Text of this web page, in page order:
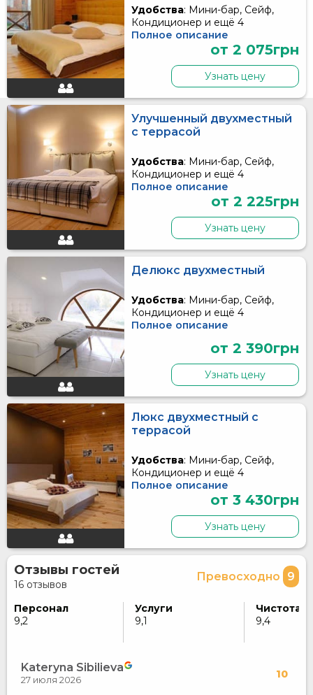
Удобства: Мини-бар, Сейф,
Кондиционер и ещё 4
Полное описание
от 2 075грн
Узнать цену
Улучшенный двухместный
с террасой
Удобства: Мини-бар, Сейф,
Кондиционер и ещё 4
Полное описание
от 2 225грн
Узнать цену
Делюкс двухместный
Удобства: Мини-бар, Сейф,
Кондиционер и ещё 4
Полное описание
от 2 390грн
Узнать цену
Люкс двухместный с
террасой
Удобства: Мини-бар, Сейф,
Кондиционер и ещё 4
Полное описание
от 3 430грн
Узнать цену
Отзывы гостей
16 отзывов
Превосходно 9
Персонал
9,2
Услуги
9,1
Чистота
9,4
Kateryna Sibilieva 10
27 июля 2026